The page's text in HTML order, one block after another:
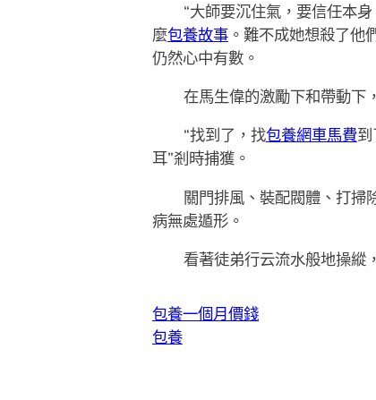
“大師要沉住氣，要信任本
麼包養故事。難不成她想殺了他
仍然心中有數。
在馬生偉的激勵下和帶動下
“找到了，找包養網車馬費到
耳”剎時捕獲。
關門排風、裝配閥體、打掃
病無處遁形。
看著徒弟行云流水般地操縱
包養一個月價錢
包養